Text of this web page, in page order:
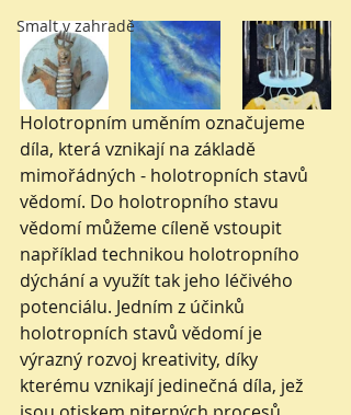
Smalt v zahradě
Holotropním uměním označujeme
díla, která vznikají na základě
mimořádných - holotropních stavů
vědomí. Do holotropního stavu
vědomí můžeme cíleně vstoupit
například technikou holotropního
dýchání a využít tak jeho léčivého
potenciálu. Jedním z účinků
holotropních stavů vědomí je
výrazný rozvoj kreativity, díky
kterému vznikají jedinečná díla, jež